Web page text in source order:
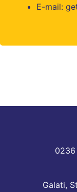
E-mail:
Galati,